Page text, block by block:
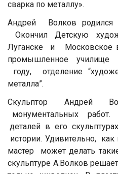
сварка по металлу».
Андрей Волков
Окончил Детскую
Луганске и Московское
промышленное училище
году, отделение
металла”.
Скульптор Андрей
монументальных
деталей в его
истории. Удивительно,
мастер может делать
скульптуре А.Волков